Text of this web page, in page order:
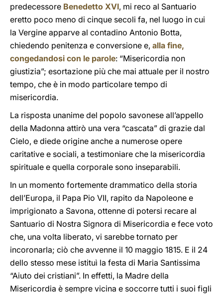
predecessore Benedetto XVI, mi reco al Santuario
eretto poco meno di cinque secoli fa, nel luogo in cui
la Vergine apparve al contadino Antonio Botta,
chiedendo penitenza e conversione e, alla fine,
congedandosi con le parole: “Misericordia non
giustizia”; esortazione più che mai attuale per il nostro
tempo, che è in modo particolare tempo di
misericordia.
La risposta unanime del popolo savonese all’appello
della Madonna attirò una vera “cascata” di grazie dal
Cielo, e diede origine anche a numerose opere
caritative e sociali, a testimoniare che la misericordia
spirituale e quella corporale sono inseparabili.
In un momento fortemente drammatico della storia
dell’Europa, il Papa Pio VII, rapito da Napoleone e
imprigionato a Savona, ottenne di potersi recare al
Santuario di Nostra Signora di Misericordia e fece voto
che, una volta liberato, vi sarebbe tornato per
incoronarla; ciò che avvenne il 10 maggio 1815. E il 24
dello stesso mese istituì la festa di Maria Santissima
“Aiuto dei cristiani”. In effetti, la Madre della
Misericordia è sempre vicina e soccorre tutti i suoi figli